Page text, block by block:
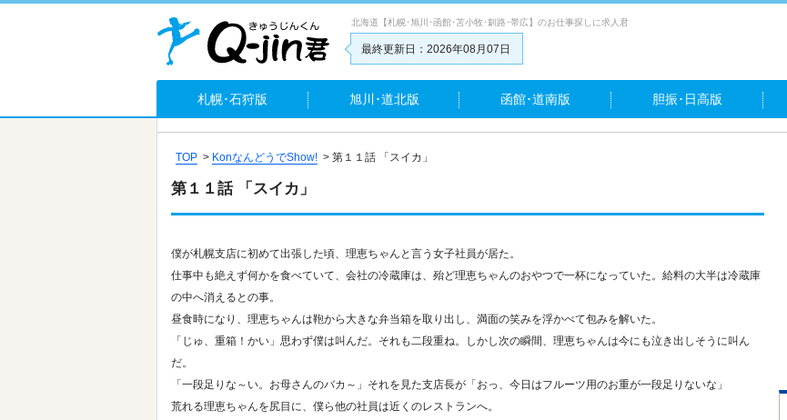
北海道【札幌･旭川･函館･苫小牧･釧路･帯広】のお仕事探しに求人君
最終更新日：2026年08月07日
札幌･石狩版 旭川･道北版 函館･道南版 胆振･日高版
TOP > KonなんどうでShow! > 第１１話 「スイカ」
第１１話 「スイカ」
僕が札幌支店に初めて出張した頃、理恵ちゃんと言う女子社員が居た。
仕事中も絶えず何かを食べていて、会社の冷蔵庫は、殆ど理恵ちゃんのおやつで一杯になっていた。給料の大半は冷蔵庫
の中へ消えるとの事。
昼食時になり、理恵ちゃんは鞄から大きな弁当箱を取り出し、満面の笑みを浮かべて包みを解いた。
「じゅ、重箱！かい」思わず僕は叫んだ。それも二段重ね。しかし次の瞬間、理恵ちゃんは今にも泣き出しそうに叫ん
だ。
「一段足りな～い。お母さんのバカ～」それを見た支店長が「おっ、今日はフルーツ用のお重が一段足りないな」
荒れる理恵ちゃんを尻目に、僕ら他の社員は近くのレストランへ。